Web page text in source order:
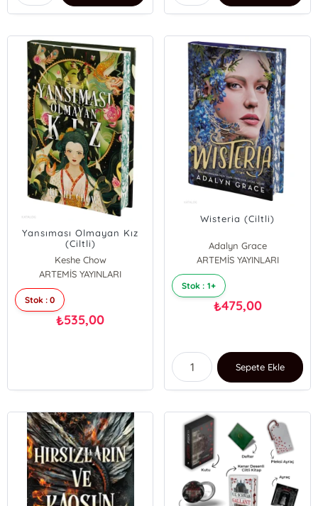
Yansıması Olmayan Kız
(Ciltli)
Keshe Chow
ARTEMİS YAYINLARI
Stok : 0
₺535,00
Wisteria (Ciltli)
Adalyn Grace
ARTEMİS YAYINLARI
Stok : 1+
₺475,00
Sepete Ekle